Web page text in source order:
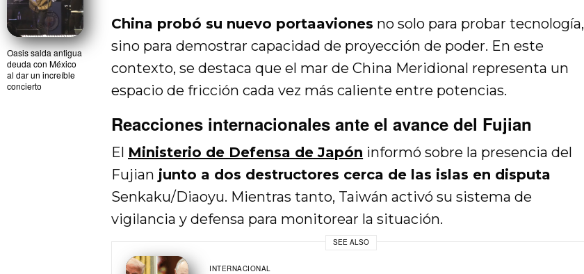
Oasis salda antigua
deuda con México
al dar un increíble
concierto
China probó su nuevo portaaviones no solo para probar tecnología,
sino para demostrar capacidad de proyección de poder. En este
contexto, se destaca que el mar de China Meridional representa un
espacio de fricción cada vez más caliente entre potencias.
Reacciones internacionales ante el avance del Fujian
El Ministerio de Defensa de Japón informó sobre la presencia del
Fujian junto a dos destructores cerca de las islas en disputa
Senkaku/Diaoyu. Mientras tanto, Taiwán activó su sistema de
vigilancia y defensa para monitorear la situación.
SEE ALSO
INTERNACIONAL